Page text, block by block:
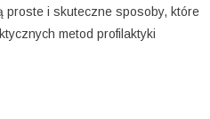
proste i skuteczne sposoby, które
metod profilaktyki